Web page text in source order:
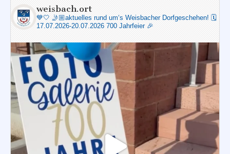
weisbach.ort
💙🤍 🤳🏼aktuelles rund um‘s Weisbacher Dorfgeschehen! 🗓️
17.07.2026-20.07.2026 700 Jahrfeier 🎉